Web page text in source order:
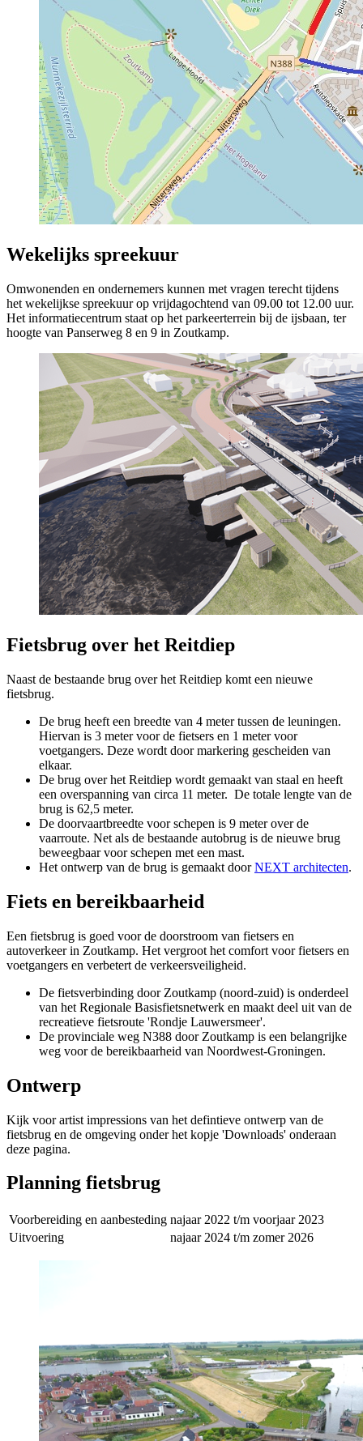
Wekelijks spreekuur
Omwonenden en ondernemers kunnen met vragen terecht tijdens
het wekelijkse spreekuur op vrijdagochtend van 09.00 tot 12.00 uur.
Het informatiecentrum staat op het parkeerterrein bij de ijsbaan, ter
hoogte van Panserweg 8 en 9 in Zoutkamp.
Fietsbrug over het Reitdiep
Naast de bestaande brug over het Reitdiep komt een nieuwe
fietsbrug.
De brug heeft een breedte van 4 meter tussen de leuningen.
Hiervan is 3 meter voor de fietsers en 1 meter voor
voetgangers. Deze wordt door markering gescheiden van
elkaar.
De brug over het Reitdiep wordt gemaakt van staal en heeft
een overspanning van circa 11 meter. De totale lengte van de
brug is 62,5 meter.
De doorvaartbreedte voor schepen is 9 meter over de
vaarroute. Net als de bestaande autobrug is de nieuwe brug
beweegbaar voor schepen met een mast.
Het ontwerp van de brug is gemaakt doorNEXT architecten.
Fiets en bereikbaarheid
Een fietsbrug is goed voor de doorstroom van fietsers en
autoverkeer in Zoutkamp. Het vergroot het comfort voor fietsers en
voetgangers en verbetert de verkeersveiligheid.
De fietsverbinding door Zoutkamp (noord-zuid) is onderdeel
van het Regionale Basisfietsnetwerk en maakt deel uit van de
recreatieve fietsroute 'Rondje Lauwersmeer'.
De provinciale weg N388 door Zoutkamp is een belangrijke
weg voor de bereikbaarheid van Noordwest-Groningen.
Ontwerp
Kijk voor artist impressions van het defintieve ontwerp van de
fietsbrug en de omgeving onder het kopje 'Downloads' onderaan
deze pagina.
Planning fietsbrug
Voorbereiding en aanbesteding najaar 2022 t/m voorjaar 2023
Uitvoering
najaar 2024 t/m zomer 2026